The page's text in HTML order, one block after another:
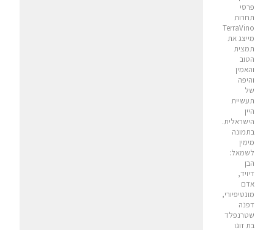
פרסי
תחרות
TerraVino
מייצג את
תמצית
הטוב
והאמין
והיפה
של
תעשיית
היין
הישראלית.
בתמונה
מימין
לשמאל:
הבן
דיויד,
אדם
מונטיפיורי,
דפנה
שטרנפלד
בת זוגו